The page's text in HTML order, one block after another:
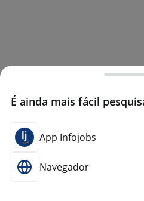
É ainda mais fácil
App Infojobs
Navegador